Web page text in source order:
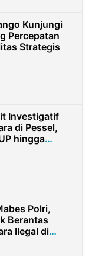
Kunjungi
Percepatan
Strategis
Investigatif
di Pessel,
hingga
Polri,
Berantas
Ilegal di